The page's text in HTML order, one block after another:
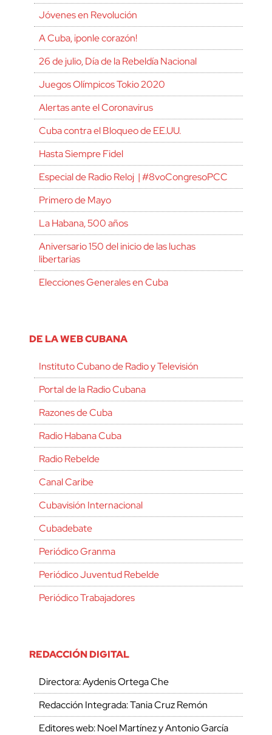
Jóvenes en Revolución
A Cuba, ¡ponle corazón!
26 de julio, Día de la Rebeldía Nacional
Juegos Olímpicos Tokio 2020
Alertas ante el Coronavirus
Cuba contra el Bloqueo de EE.UU.
Hasta Siempre Fidel
Especial de Radio Reloj | #8voCongresoPCC
Primero de Mayo
La Habana, 500 años
Aniversario 150 del inicio de las luchas
libertarias
Elecciones Generales en Cuba
DE LA WEB CUBANA
Instituto Cubano de Radio y Televisión
Portal de la Radio Cubana
Razones de Cuba
Radio Habana Cuba
Radio Rebelde
Canal Caribe
Cubavisión Internacional
Cubadebate
Periódico Granma
Periódico Juventud Rebelde
Periódico Trabajadores
REDACCIÓN DIGITAL
Directora: Aydenis Ortega Che
Redacción Integrada: Tania Cruz Remón
Editores web: Noel Martínez y Antonio García